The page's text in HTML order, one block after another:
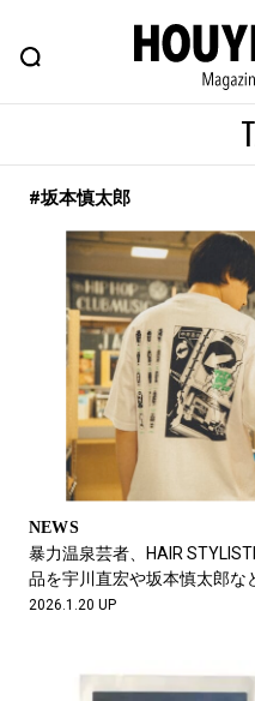
FEATURE
ヒップなファッション、カル
#注目のタグ
#SHOPPING ADDICT
#ESSENTIAL DESIGNS
#NEW VINTAGE #マ
#路地裏てぃーん。
#GH 銘品の所以 #フ
#Commune H
#ととけん #FASHION
#LIFESTYLE
#SPORTS
#坂本慎太郎
NEWS
暴力温泉芸者、HAIR
品を宇川直宏や坂本慎太郎な
2026.1.20 UP